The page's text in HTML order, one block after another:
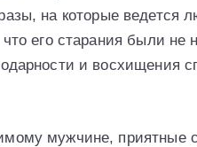
на которые ведется
его старания были
и восхищения
мужчине, приятные